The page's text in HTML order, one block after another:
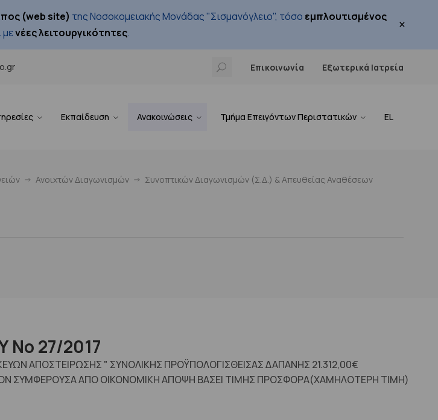
(web site) της Νοσοκομειακής Μονάδας "Σισμανόγλειο", τόσο εμπλουτισμένος
μενέες λειτουργικότητες. ×
Επικοινωνία Εξωτερικά Ιατρεία
Εκπαίδευση Ανακοινώσεις Τμήμα Επειγόντων Περιστατικών EL
Ανοιχτών Διαγωνισμών Συνοπτικών Διαγωνισμών (Σ.Δ.) & Απευθείας Αναθέσεων
Νο 27/2017
ΑΠΟΣΤΕΙΡΩΣΗΣ " ΣΥΝΟΛΙΚΗΣ ΠΡΟΫΠΟΛΟΓΙΣΘΕΙΣΑΣ ΔΑΠΑΝΗΣ 21.312,00€
ΣΥΜΦΕΡΟΥΣΑ ΑΠΟ ΟΙΚΟΝΟΜΙΚΗ ΑΠΟΨΗ ΒΑΣΕΙ ΤΙΜΗΣ ΠΡΟΣΦΟΡΑ(ΧΑΜΗΛΟΤΕΡΗ ΤΙΜΗ)